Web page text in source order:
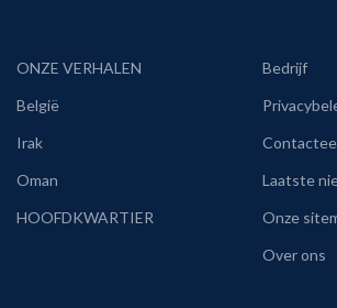
ONZE VERHALEN
België
Irak
Oman
HOOFDKWARTIER
Bedrijf
Laatste
Onze
Over ons